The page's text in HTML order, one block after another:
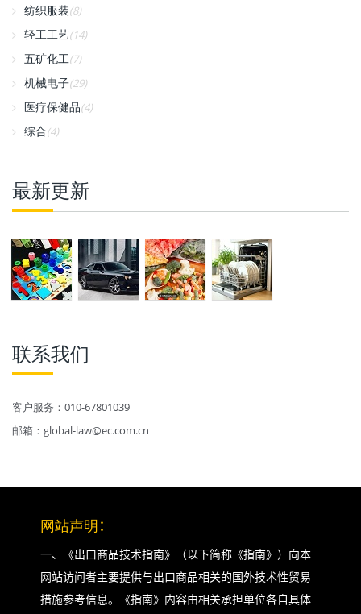
纺织服装(8)
轻工工艺(14)
五矿化工(7)
机械电子(29)
医疗保健品(4)
综合(4)
最新更新
联系我们
客户服务：010-67801039
邮箱：global-law@ec.com.cn
网站声明 ：
一、《出口商品技术指南》（以下简称《指南》）向本
网站访问者主要提供与出口商品相关的国外技术性贸易
措施参考信息。《指南》内容由相关承担单位各自具体